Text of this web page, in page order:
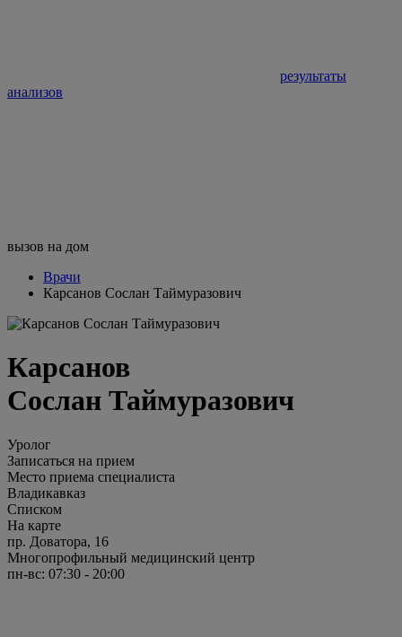
результаты
анализов
вызов на дом
Врачи
Карсанов Сослан Таймуразович
Карсанов
Сослан Таймуразович
Уролог
Записаться на прием
Место приема специалиста
Владикавказ
Списком
На карте
пр. Доватора, 16
Многопрофильный медицинский центр
пн-вс: 07:30 - 20:00